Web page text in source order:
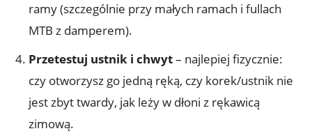
ramy (szczególnie przy małych ramach i fullach
MTB z damperem).
Przetestuj ustnik i chwyt– najlepiej fizycznie:
czy otworzysz go jedną ręką, czy korek/ustnik nie
jest zbyt twardy, jak leży w dłoni z rękawicą
zimową.